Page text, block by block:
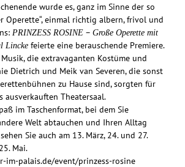
wurde es, ganz im Sinne der so
Operette“, einmal richtig albern, frivol und
PRINZESS ROSINE– Große Operette mit
Lincke feierte eine berauschende Premiere.
die extravaganten Kostüme und
Dietrich und Meik van Severen, die sonst
zu Hause sind, sorgten für
ausverkauften Theatersaal.
im Taschenformat, bei dem Sie
Welt abtauchen und Ihren Alltag
Sie auch am 13. März, 24. und 27.
Mai.
im-palais.de/event/prinzess-rosine